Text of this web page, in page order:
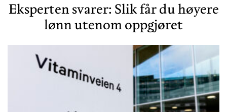
Eksperten svarer: Slik får du høyere
lønn utenom oppgjøret